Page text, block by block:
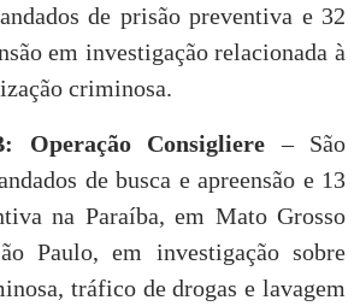
de prisão preventiva e 32
em investigação relacionada à
criminosa.
Operação Consigliere – São
de busca e apreensão e 13
na Paraíba, em Mato Grosso
Paulo, em investigação sobre
tráfico de drogas e lavagem